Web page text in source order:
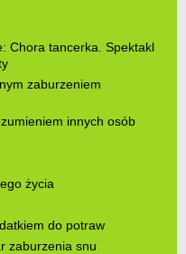
Chora tancerka. Spektakl
zaburzeniem
innych osób
życia
do potraw
zaburzenia snu